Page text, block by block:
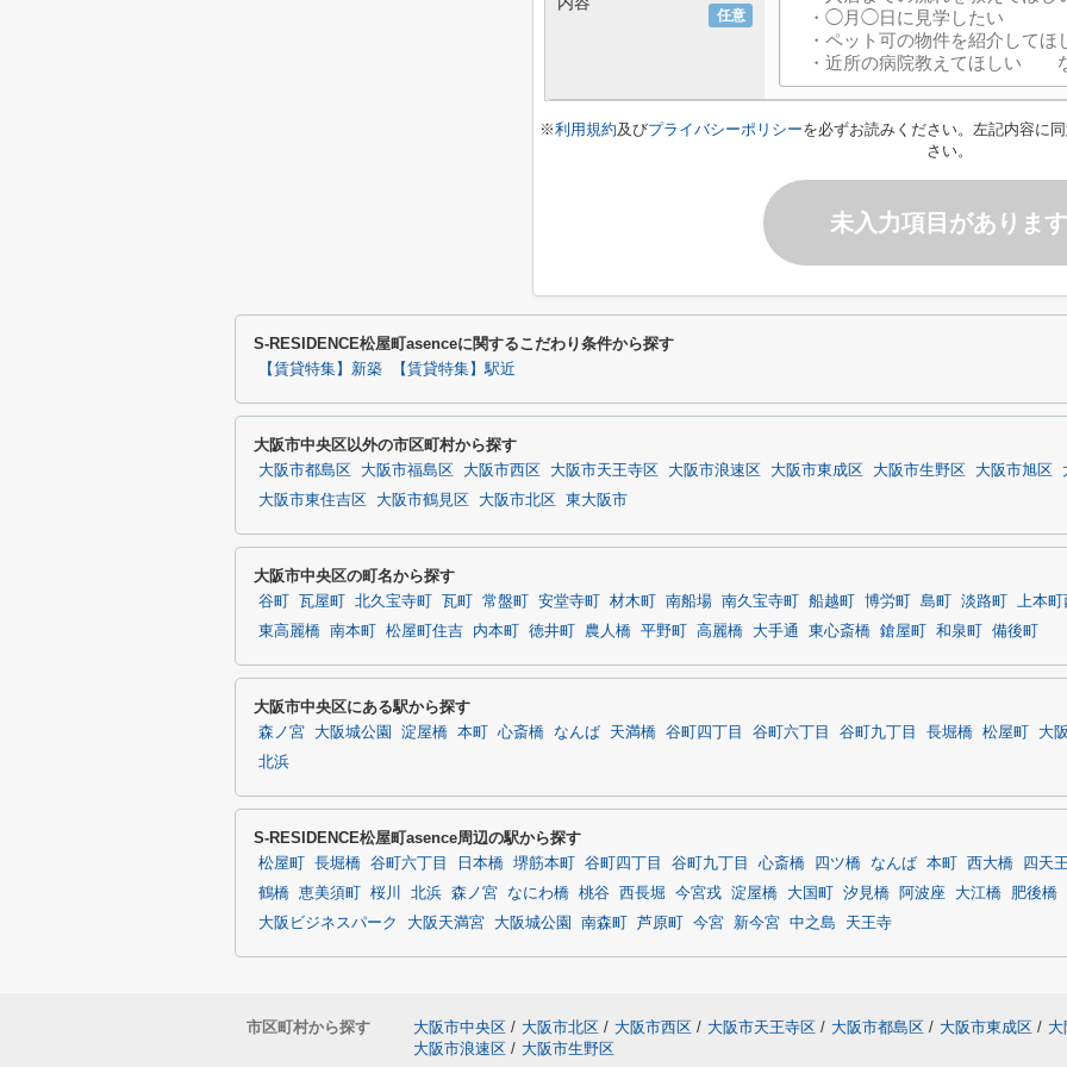
任意
※利用規約及びプライバシーポリシーを必ずお読みください。左記内容に
さい。
未入力項目があります
S-RESIDENCE松屋町asenceに関するこだわり条件から探す
【賃貸特集】新築 【賃貸特集】駅近
大阪市中央区以外の市区町村から探す
大阪市都島区 大阪市福島区 大阪市西区 大阪市天王寺区 大阪市浪速区 大阪市東成区 大阪市生野区 大阪市旭区
大阪市東住吉区
大阪市鶴見区 大阪市北区 東大阪市
大阪市中央区の町名から探す
谷町 瓦屋町 北久宝寺町 瓦町 常盤町 安堂寺町 材木町 南船場 南久宝寺町 船越町 博労町 島町 淡路町
上本町
東高麗橋 南本町 松屋町住吉 内本町 徳井町 農人橋 平野町 高麗橋 大手通 東心斎橋 鎗屋町 和泉町 備後町
大阪市中央区にある駅から探す
森ノ宮 大阪城公園 淀屋橋 本町 心斎橋 なんば 天満橋 谷町四丁目 谷町六丁目 谷町九丁目 長堀橋 松屋町
大
北浜
S-RESIDENCE松屋町asence周辺の駅から探す
松屋町 長堀橋 谷町六丁目 日本橋 堺筋本町 谷町四丁目 谷町九丁目 心斎橋 四ツ橋 なんば 本町 西大橋
四天
鶴橋 恵美須町 桜川 北浜 森ノ宮 なにわ橋 桃谷 西長堀 今宮戎 淀屋橋 大国町 汐見橋 阿波座 大江橋
肥後橋
大阪ビジネスパーク
大阪天満宮 大阪城公園 南森町 芦原町 今宮 新今宮 中之島 天王寺
市区町村から探す 大阪市中央区 / 大阪市北区 / 大阪市西区 / 大阪市天王寺区 / 大阪市都島区 / 大阪市東成区 /
大阪市浪速区 / 大阪市生野区